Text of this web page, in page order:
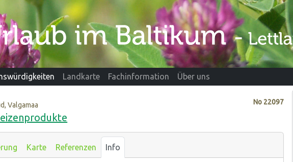
Landkarte Fachinformation Über uns
No 22097
Valgamaa
Karte Referenzen Info